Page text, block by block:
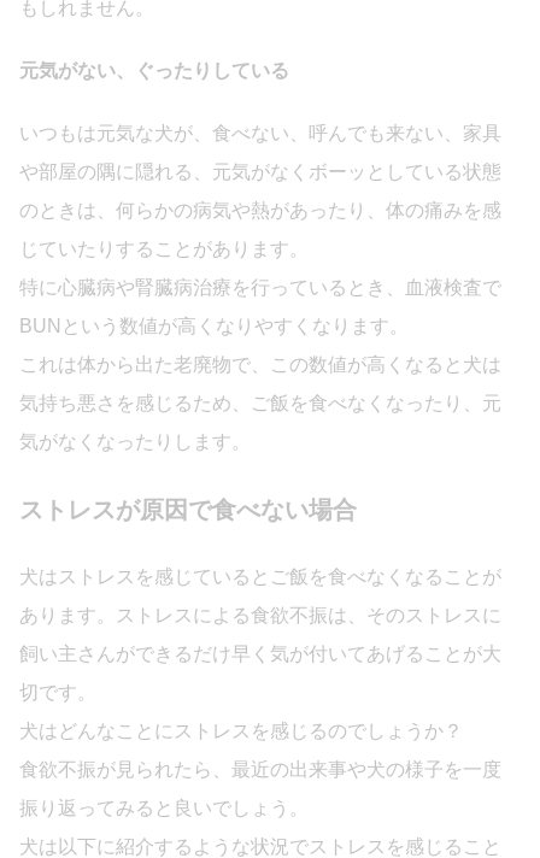
もしれません。
元気がない、ぐったりしている
いつもは元気な犬が、食べない、呼んでも来ない、家具
や部屋の隅に隠れる、元気がなくボーッとしている状態
のときは、何らかの病気や熱があったり、体の痛みを感
じていたりすることがあります。
特に心臓病や腎臓病治療を行っているとき、血液検査で
BUNという数値が高くなりやすくなります。
これは体から出た老廃物で、この数値が高くなると犬は
気持ち悪さを感じるため、ご飯を食べなくなったり、元
気がなくなったりします。
ストレスが原因で食べない場合
犬はストレスを感じているとご飯を食べなくなることが
あります。ストレスによる食欲不振は、そのストレスに
飼い主さんができるだけ早く気が付いてあげることが大
切です。
犬はどんなことにストレスを感じるのでしょうか？
食欲不振が見られたら、最近の出来事や犬の様子を一度
振り返ってみると良いでしょう。
犬は以下に紹介するような状況でストレスを感じること